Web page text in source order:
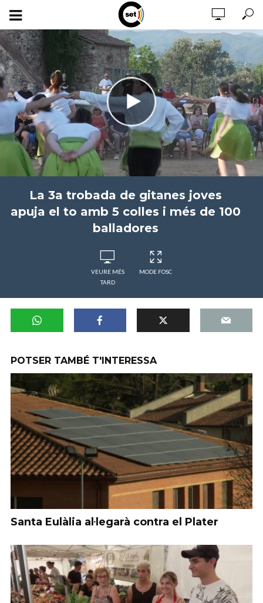
La 3a trobada de gitanes joves
apuja el to amb 5 colles i més de 100
balladores
VEURE MÉS
TARD
MODE FOSC
POTSER TAMBÉ T'INTERESSA
Santa Eulàlia al·legarà contra el Plater